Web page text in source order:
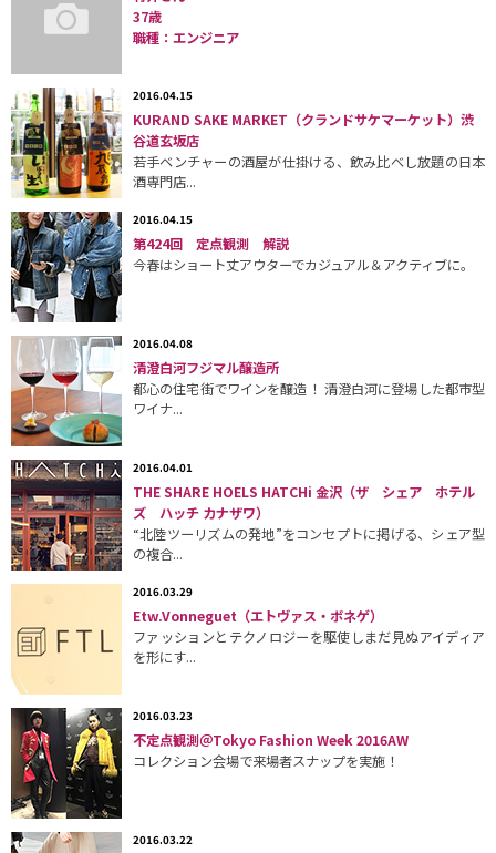
37歳
職種：エンジニア
2016.04.15
KURAND SAKE MARKET（クランドサケマーケット）渋
谷道玄坂店
若手ベンチャーの酒屋が仕掛ける、飲み比べし放題の日本
酒専門店...
2016.04.15
第424回 定点観測 解説
今春はショート丈アウターでカジュアル＆アクティブに。
2016.04.08
清澄白河フジマル醸造所
都心の住宅街でワインを醸造！ 清澄白河に登場した都市型
ワイナ...
2016.04.01
THE SHARE HOELS HATCHi 金沢（ザ シェア ホテル
ズ ハッチ カナザワ）
“北陸ツーリズムの発地”をコンセプトに掲げる、シェア型
の複合...
2016.03.29
Etw.Vonneguet（エトヴァス・ボネゲ）
ファッションとテクノロジーを駆使しまだ見ぬアイディア
を形にす...
2016.03.23
不定点観測＠Tokyo Fashion Week 2016AW
コレクション会場で来場者スナップを実施！
2016.03.22